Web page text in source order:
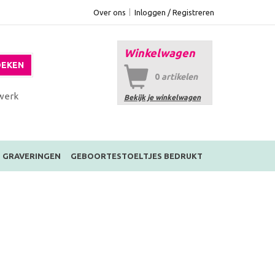
Over ons Inloggen / Registreren
Winkelwagen
0 artikelen
Bekijk je winkelwagen
GRAVERINGEN GEBOORTESTOELTJES BEDRUKT